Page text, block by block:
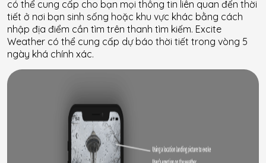
có thể cung cấp cho bạn mọi thông tin liên quan đến thời
tiết ở nơi bạn sinh sống hoặc khu vực khác bằng cách
nhập địa điểm cần tìm trên thanh tìm kiếm. Excite
Weather có thể cung cấp dự báo thời tiết trong vòng 5
ngày khá chính xác.